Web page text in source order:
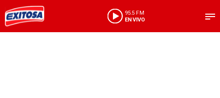
95.5 FM
EN VIVO